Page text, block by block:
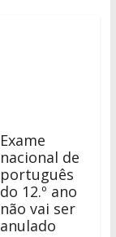
Exame
nacional de
português
do 12.º ano
não vai ser
anulado